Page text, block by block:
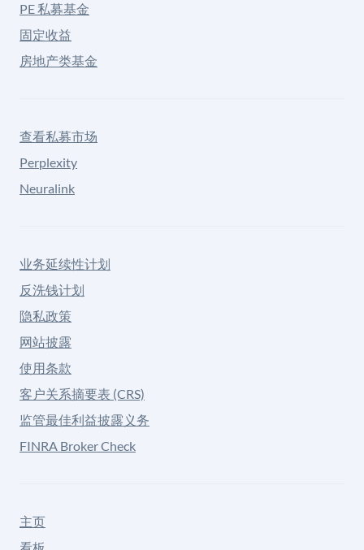
PE 私募基金
固定收益
房地产类基金
查看私募市场
Perplexity
Neuralink
业务延续性计划
反洗钱计划
隐私政策
网站披露
使用条款
客户关系摘要表 (CRS)
监管最佳利益披露义务
FINRA Broker Check
主页